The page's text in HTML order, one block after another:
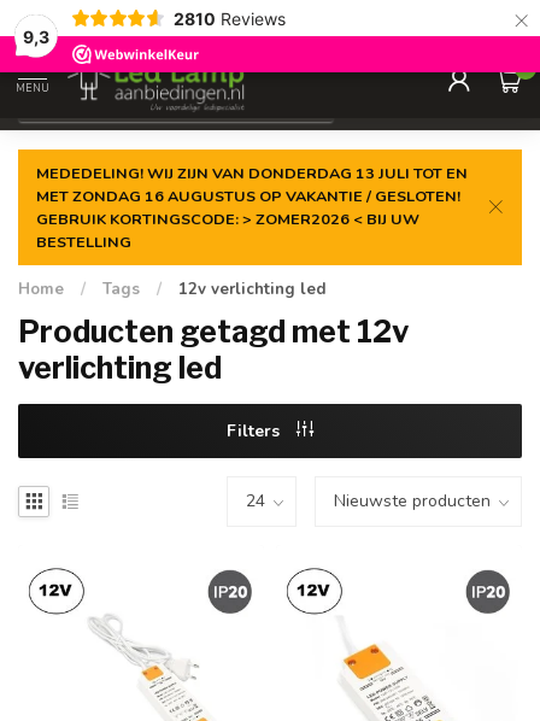
9,3
2810 Reviews ×
Gegarandeerde delaagste prijs
MENU
0
MEDEDELING! WIJ ZIJN VAN DONDERDAG 13 JULI TOT EN
MET ZONDAG 16 AUGUSTUS OP VAKANTIE / GESLOTEN!
GEBRUIK KORTINGSCODE: > ZOMER2026 < BIJ UW
BESTELLING
Home / Tags / 12v verlichting led
Producten getagd met 12v
verlichting led
Filters